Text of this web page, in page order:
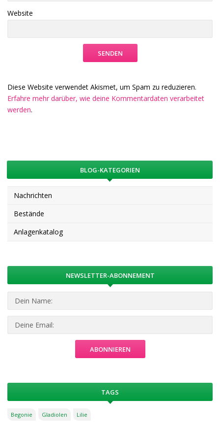
Website
Diese Website verwendet Akismet, um Spam zu reduzieren.
Erfahre mehr darüber, wie deine Kommentardaten verarbeitet
werden.
BLOG-KATEGORIEN
Nachrichten
Bestände
Anlagenkatalog
NEWSLETTER-ABONNEMENT
TAGS
Begonie Gladiolen Lilie